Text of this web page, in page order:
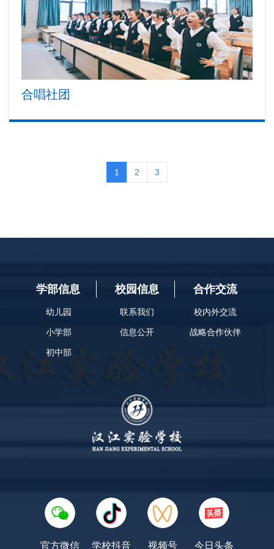
合唱社团
1 2 3
学部信息
幼儿园
小学部
初中部
校园信息
联系我们
信息公开
合作交流
校内外交流
战略合作伙伴
官方微信 学校抖音 视频号 今日头条